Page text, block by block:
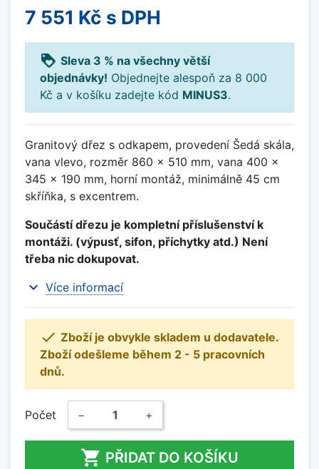
7 551 Kč s DPH
loyalty Sleva 3 % na všechny větší
objednávky! Objednejte alespoň za 8 000
Kč a v košíku zadejte kód MINUS3.
Granitový dřez s odkapem, provedení Šedá skála,
vana vlevo, rozměr 860 x 510 mm, vana 400 x
345 x 190 mm, horní montáž, minimálně 45 cm
skříňka, s excentrem.
Součástí dřezu je kompletní příslušenství k
montáži. (výpusť, sifon, příchytky atd.) Není
třeba nic dokupovat.
expand_more Více informací
 Zboží je obvykle skladem u dodavatele.
Zboží odešleme během 2 - 5 pracovních
dnů.
Počet − +
 PŘIDAT DO KOŠÍKU